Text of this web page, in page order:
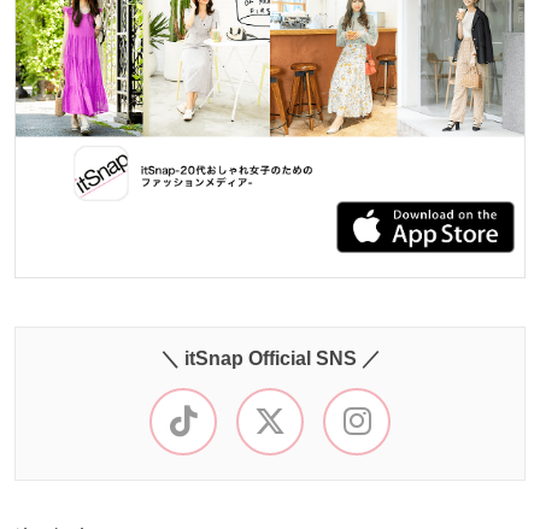
＼ itSnap Official SNS ／